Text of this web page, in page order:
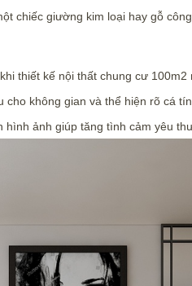
chiếc giường kim loại hay gỗ
thiết kế nội thất chung cư
không gian và thể hiện rõ cá
ảnh giúp tăng tình cảm yêu